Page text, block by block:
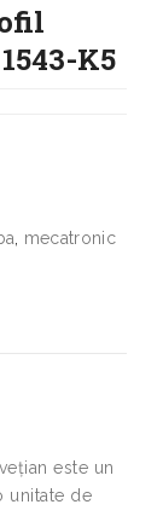
K5
mecatronic
este un
unitate de